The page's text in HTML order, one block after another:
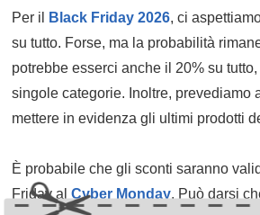
Per il Black Friday 2026, ci
su tutto. Forse, ma la probabilità
potrebbe esserci anche il 20% su
singole categorie. Inoltre, prevediamo
mettere in evidenza gli ultimi prodotti
È probabile che gli sconti saranno
Friday al Cyber Monday. Può darsi